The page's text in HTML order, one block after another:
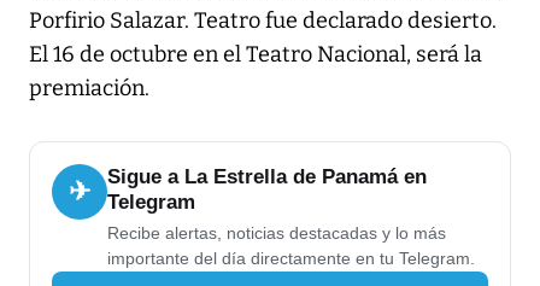
Porfirio Salazar. Teatro fue declarado desierto.
El 16 de octubre en el Teatro Nacional, será la
premiación.
✈
Sigue a La Estrella de Panamá en
Telegram
Recibe alertas, noticias destacadas y lo más
importante del día directamente en tu Telegram.